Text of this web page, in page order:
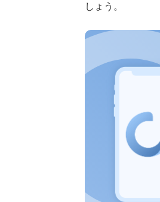
しょう。